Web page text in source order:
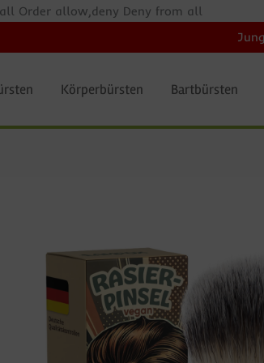
Order allow,deny Deny from all
Körperbürsten Bartbürsten